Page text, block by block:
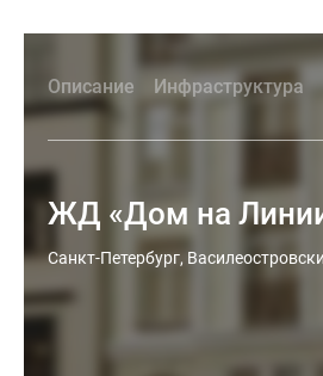
Описание Инфраструктура
ЖД «Дом на
Санкт-Петербург,